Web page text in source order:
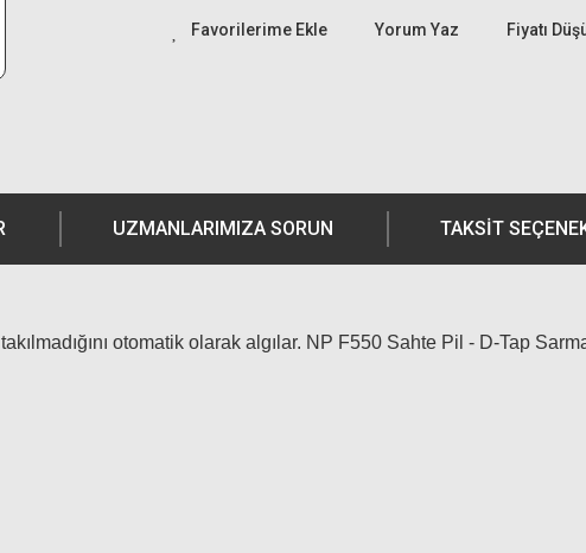
Yorum Yaz Fiyatı
UZMANLARIMIZA SORUN TAKSIT
otomatik olarak algılar. NP F550 Sahte Pil - D-Tap